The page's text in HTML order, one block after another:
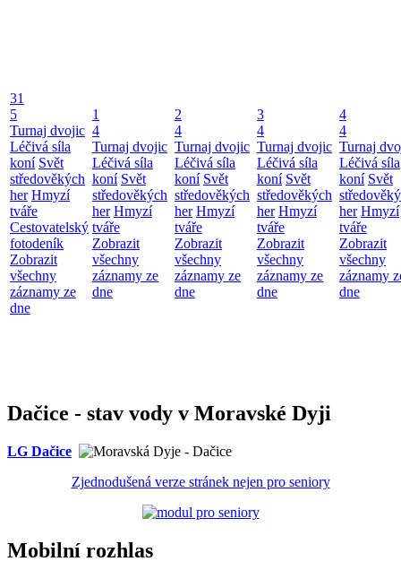
31
5
Turnaj dvojic
Léčivá síla
koní Svět
středověkých
her Hmyzí
tváře
Cestovatelský
fotodeník
Zobrazit
všechny
záznamy ze
dne
1
4
Turnaj dvojic
Léčivá síla
koní Svět
středověkých
her Hmyzí
tváře
Zobrazit
všechny
záznamy ze
dne
2
4
Turnaj dvojic
Léčivá síla
koní Svět
středověkých
her Hmyzí
tváře
Zobrazit
všechny
záznamy ze
dne
3
4
Turnaj dvojic
Léčivá síla
koní Svět
středověkých
her Hmyzí
tváře
Zobrazit
všechny
záznamy ze
dne
4
4
Turnaj
Léčivá síla
koní Svět
her Hmyzí
tváře
Zobrazit
všechny
záznamy
dne
Dačice - stav vody v Moravské Dyji
LG Dačice
Zjednodušená verze stránek nejen pro seniory
Mobilní rozhlas